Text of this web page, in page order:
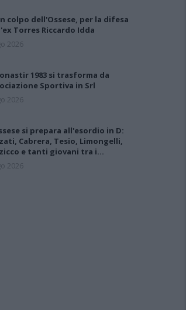
colpo dell'Ossese, per la difesa
Torres Riccardo Idda
2026
1983 si trasforma da
Sportiva in Srl
2026
si prepara all'esordio in D:
Cabrera, Tesio, Limongelli,
e tanti giovani tra i…
2026